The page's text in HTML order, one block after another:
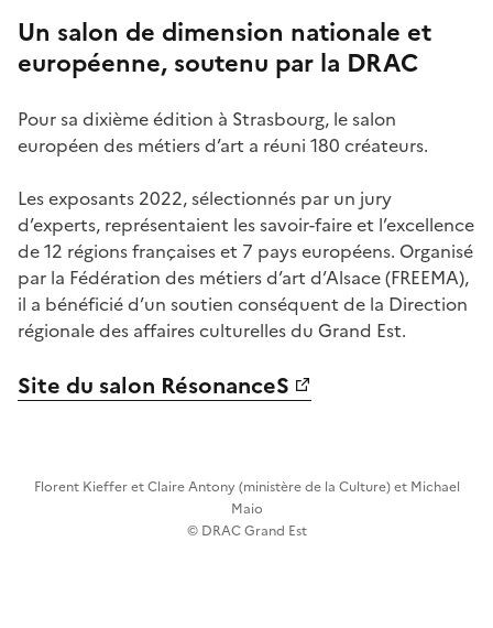
Un salon de dimension nationale et
européenne, soutenu par la DRAC
Pour sa dixième édition à Strasbourg, le salon
européen des métiers d’art a réuni 180 créateurs.
Les exposants 2022, sélectionnés par un jury
d’experts, représentaient les savoir-faire et l’excellence
de 12 régions françaises et 7 pays européens. Organisé
par la Fédération des métiers d’art d’Alsace (FREEMA),
il a bénéficié d’un soutien conséquent de la Direction
régionale des affaires culturelles du Grand Est.
Site du salon RésonanceS
Florent Kieffer et Claire Antony (ministère de la Culture) et Michael
Maio
© DRAC Grand Est